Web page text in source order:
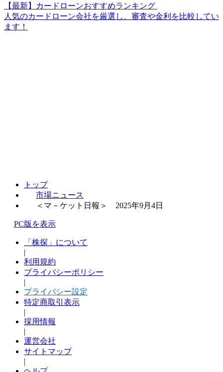
【最新】カードローンおすすめランキング
人気のカードローン会社を厳選し、審査や金利を比較してい
ます！
トップ
市場ニュース
＜マ－ケット日報＞ 2025年9月4日
PC版を表示
「株探」について
|
利用規約
プライバシーポリシー
|
プライバシー設定
特定商取引表示
|
採用情報
|
運営会社
サイトマップ
|